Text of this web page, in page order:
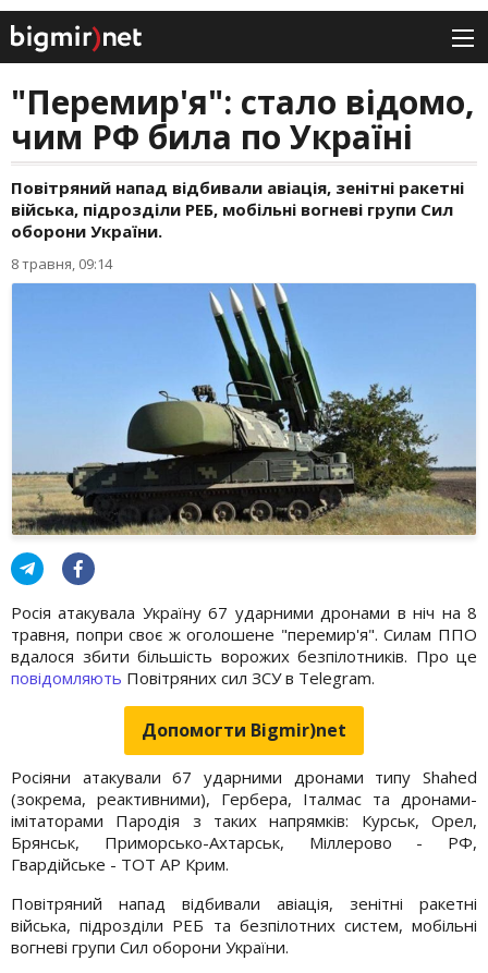
"Перемир'я": стало відомо,
чим РФ била по Україні
Повітряний напад відбивали авіація, зенітні ракетні
війська, підрозділи РЕБ, мобільні вогневі групи Сил
оборони України.
8 травня, 09:14
Росія атакувала Україну 67 ударними дронами в ніч на 8
травня, попри своє ж оголошене "перемир'я". Силам ППО
вдалося збити більшість ворожих безпілотників. Про це
повідомляють Повітряних сил ЗСУ в Telegram.
Допомогти Bigmir)net
Росіяни атакували 67 ударними дронами типу Shahed
(зокрема, реактивними), Гербера, Італмас та дронами-
імітаторами Пародія з таких напрямків: Курськ, Орел,
Брянськ, Приморсько-Ахтарськ, Міллерово - РФ,
Гвардійське - ТОТ АР Крим.
Повітряний напад відбивали авіація, зенітні ракетні
війська, підрозділи РЕБ та безпілотних систем, мобільні
вогневі групи Сил оборони України.